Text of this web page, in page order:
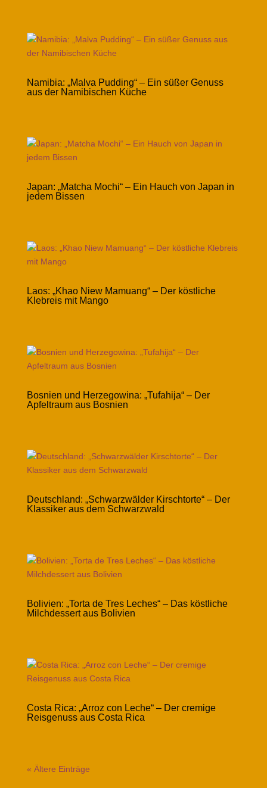
Namibia: „Malva Pudding“ – Ein süßer Genuss
aus der Namibischen Küche
Japan: „Matcha Mochi“ – Ein Hauch von Japan in
jedem Bissen
Laos: „Khao Niew Mamuang“ – Der köstliche
Klebreis mit Mango
Bosnien und Herzegowina: „Tufahija“ – Der
Apfeltraum aus Bosnien
Deutschland: „Schwarzwälder Kirschtorte“ – Der
Klassiker aus dem Schwarzwald
Bolivien: „Torta de Tres Leches“ – Das köstliche
Milchdessert aus Bolivien
Costa Rica: „Arroz con Leche“ – Der cremige
Reisgenuss aus Costa Rica
« Ältere Einträge